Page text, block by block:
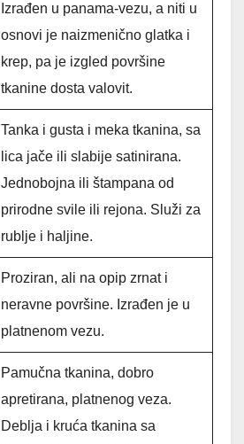
Izrađen u panama-vezu, a niti u
osnovi je naizmenično glatka i
krep, pa je izgled površine
tkanine dosta valovit.
Tanka i gusta i meka tkanina, sa
lica jače ili slabije satinirana.
Jednobojna ili štampana od
prirodne svile ili rejona. Služi za
rublje i haljine.
Proziran, ali na opip zrnat i
neravne površine. Izrađen je u
platnenom vezu.
Pamučna tkanina, dobro
apretirana, platnenog veza.
Deblja i kruća tkanina sa